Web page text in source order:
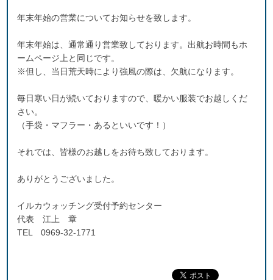
年末年始の営業についてお知らせを致します。
年末年始は、通常通り営業致しております。出航お時間もホ
ームページ上と同じです。
※但し、当日荒天時により強風の際は、欠航になります。
毎日寒い日が続いておりますので、暖かい服装でお越しくだ
さい。
（手袋・マフラー・あるといいです！）
それでは、皆様のお越しをお待ち致しております。
ありがとうございました。
イルカウォッチング受付予約センター
代表 江上 章
TEL 0969-32-1771